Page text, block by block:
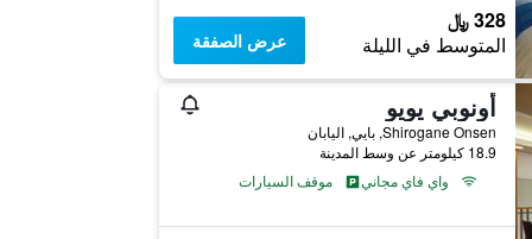
328 ﷼
المتوسط في الليلة عرض الصفقة
أونوبي يويو
Shirogane Onsen, بايي, اليابان
18.9 كيلومتر عن وسط المدينة
واي فاي مجاني
موقف السيارات